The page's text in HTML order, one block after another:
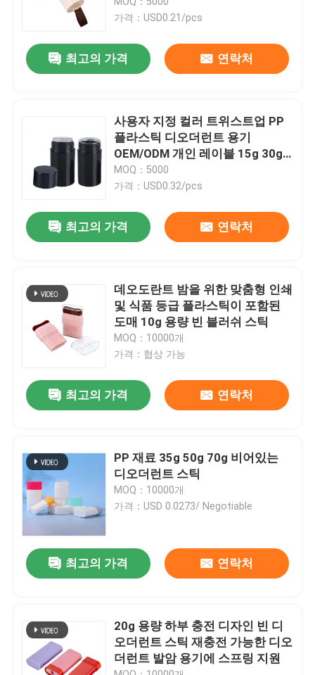
동영상
우리에 대하여
품질 관리
연락주세요
뉴스
경우
소형 방아쇠 스프레이어
키지에 유연하게 대응합니다.
가격：USD0.21/pcs
최고의 가격 연락처
사용자 지정 컬러 트위스트업 PP
플라스틱 디오더런트 용기
OEM/ODM 개인 레이블 15g 30g
50g 75g 몸 관리용 롤-온 향수병
MOQ：5000
가격：USD0.32/pcs
최고의 가격 연락처
데오도란트 밤을 위한 맞춤형 인쇄
및 식품 등급 플라스틱이 포함된
도매 10g 용량 빈 블러쉬 스틱
MOQ：10000개
가격：협상 가능
최고의 가격 연락처
PP 재료 35g 50g 70g 비어있는
디오더런트 스틱
MOQ：10000개
가격：USD 0.0273/ Negotiable
최고의 가격 연락처
20g 용량 하부 충전 디자인 빈 디
오더런트 스틱 재충전 가능한 디오
더런트 발암 용기에 스프링 지원